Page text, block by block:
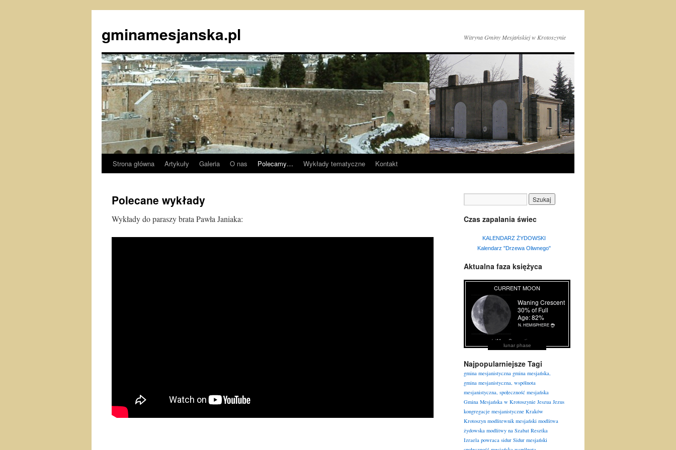
gminamesjanska.pl Witryna Gminy Mesjańskiej w Krotoszynie
Przeskocz
treści
Strona główna Artykuły Galeria O nas Polecamy… Wykłady tematyczne Kontakt
Polecane wykłady
Wykłady do paraszy brata Pawła Janiaka: Czas zapalania świec
KALENDARZ ŻYDOWSKI
Kalendarz "Drzewa Oliwnego"
Aktualna faza księżyca
lunar phase
Najpopularniejsze Tagi
gmina mesjanistyczna gmina mesjańska,
gmina mesjanistyczna, wspólnota
mesjanistyczna, społeczność mesjańska
Gmina Mesjańska w Krotoszynie Jeszua Jezus
kongregacje mesjanistyczne Kraków
Krotoszyn modlitewnik mesjański modlitwa
żydowska modlitwy na Szabat Resztka
Izraela powraca sidur Sidur mesjański